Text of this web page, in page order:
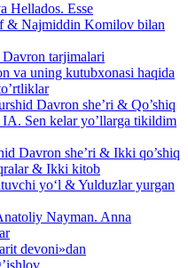
Hellados. Esse
& Najmiddin Komilov bilan
tarjimalari
va uning kutubxonasi haqida
Davron she’ri & Qo’shiq
Sen kelar yo’llarga tikildim
Davron she’ri & Ikki qo’shiq
& Ikki kitob
yo‘l & Yulduzlar yurgan
Nayman. Anna
devoni»dan